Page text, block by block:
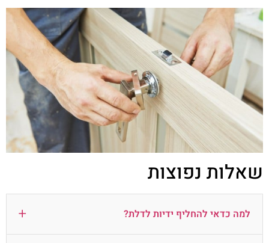
שאלות נפוצות
למה כדאי להחליף ידיות לדלת? +